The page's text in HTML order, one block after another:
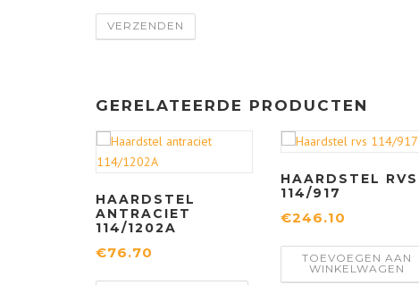
GERELATEERDE PRODUCTEN
HAARDSTEL
ANTRACIET
114/1202A
€76.70
HAARDSTEL RVS
114/917
€246.10
TOEVOEGEN AAN
WINKELWAGEN